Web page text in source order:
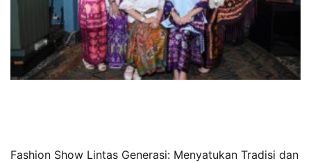
Fashion Show Lintas Generasi: Menyatukan Tradisi dan